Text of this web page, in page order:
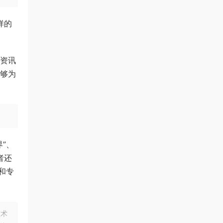
的
讯
为
还
专